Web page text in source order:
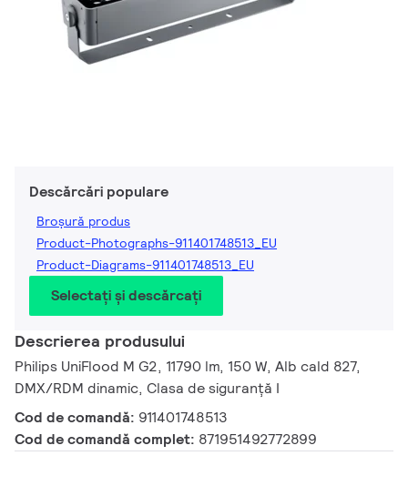
Descărcări populare
Broșură produs
Product-Photographs-911401748513_EU
Product-Diagrams-911401748513_EU
Selectați și descărcați
Descrierea produsului
Philips UniFlood M G2, 11790 lm, 150 W, Alb cald 827,
DMX/RDM dinamic, Clasa de siguranță I
Cod de comandă: 911401748513
Cod de comandă complet: 871951492772899